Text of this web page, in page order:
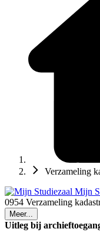
Verzameling
Mijn
0954 Verzameling
Meer...
Uitleg bij